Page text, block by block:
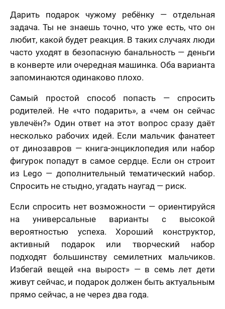
Дарить подарок чужому ребёнку — отдельная
задача. Ты не знаешь точно, что уже есть, что он
любит, какой будет реакция. В таких случаях люди
часто уходят в безопасную банальность — деньги
в конверте или очередная машинка. Оба варианта
запоминаются одинаково плохо.
Самый простой способ попасть — спросить
родителей. Не «что подарить», а «чем он сейчас
увлечён?» Один ответ на этот вопрос сразу даёт
несколько рабочих идей. Если мальчик фанатеет
от динозавров — книга-энциклопедия или набор
фигурок попадут в самое сердце. Если он строит
из Lego — дополнительный тематический набор.
Спросить не стыдно, угадать наугад — риск.
Если спросить нет возможности — ориентируйся
на универсальные варианты с высокой
вероятностью успеха. Хороший конструктор,
активный подарок или творческий набор
подходят большинству семилетних мальчиков.
Избегай вещей «на вырост» — в семь лет дети
живут сейчас, и подарок должен быть актуальным
прямо сейчас, а не через два года.